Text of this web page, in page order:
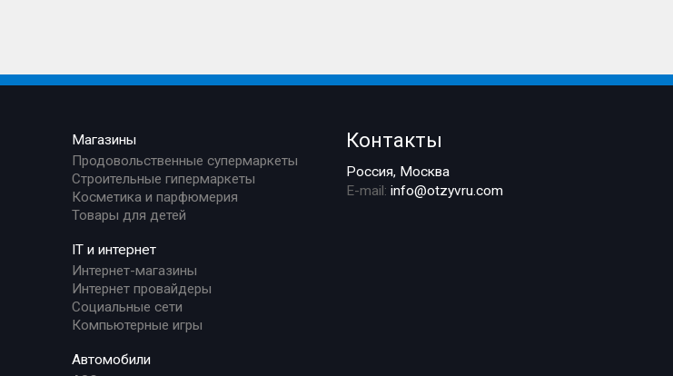
Магазины
Продовольственные супермаркеты
Строительные гипермаркеты
Косметика и парфюмерия
Товары для детей
IT и интернет
Интернет-магазины
Интернет провайдеры
Социальные сети
Компьютерные игры
Автомобили
Контакты
Россия, Москва
E-mail:info@otzyvru.com